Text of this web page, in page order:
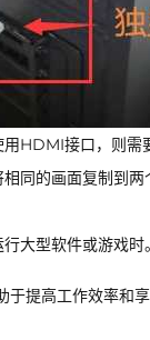
HDMI接口，则需
同的画面复制到
大型软件或游戏
提高工作效率和